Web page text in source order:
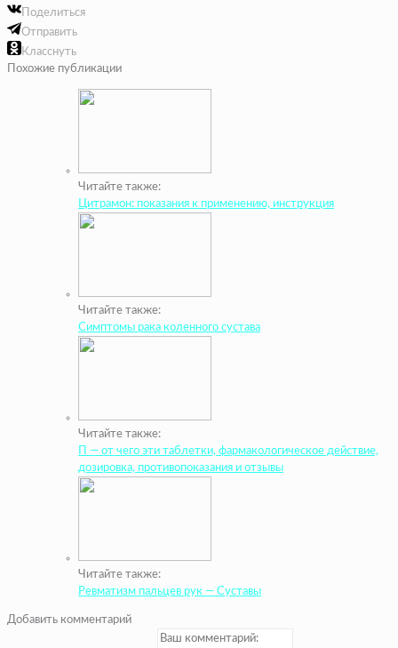
Поделиться
Отправить
Класснуть
Похожие публикации
Читайте также:
Цитрамон: показания к применению, инструкция
Читайте также:
Симптомы рака коленного сустава
Читайте также:
П — от чего эти таблетки, фармакологическое действие,
дозировка, противопоказания и отзывы
Читайте также:
Ревматизм пальцев рук — Суставы
Добавить комментарий